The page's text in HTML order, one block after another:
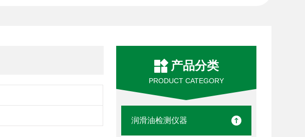
产品分类
PRODUCT CATEGORY
润滑油检测仪器